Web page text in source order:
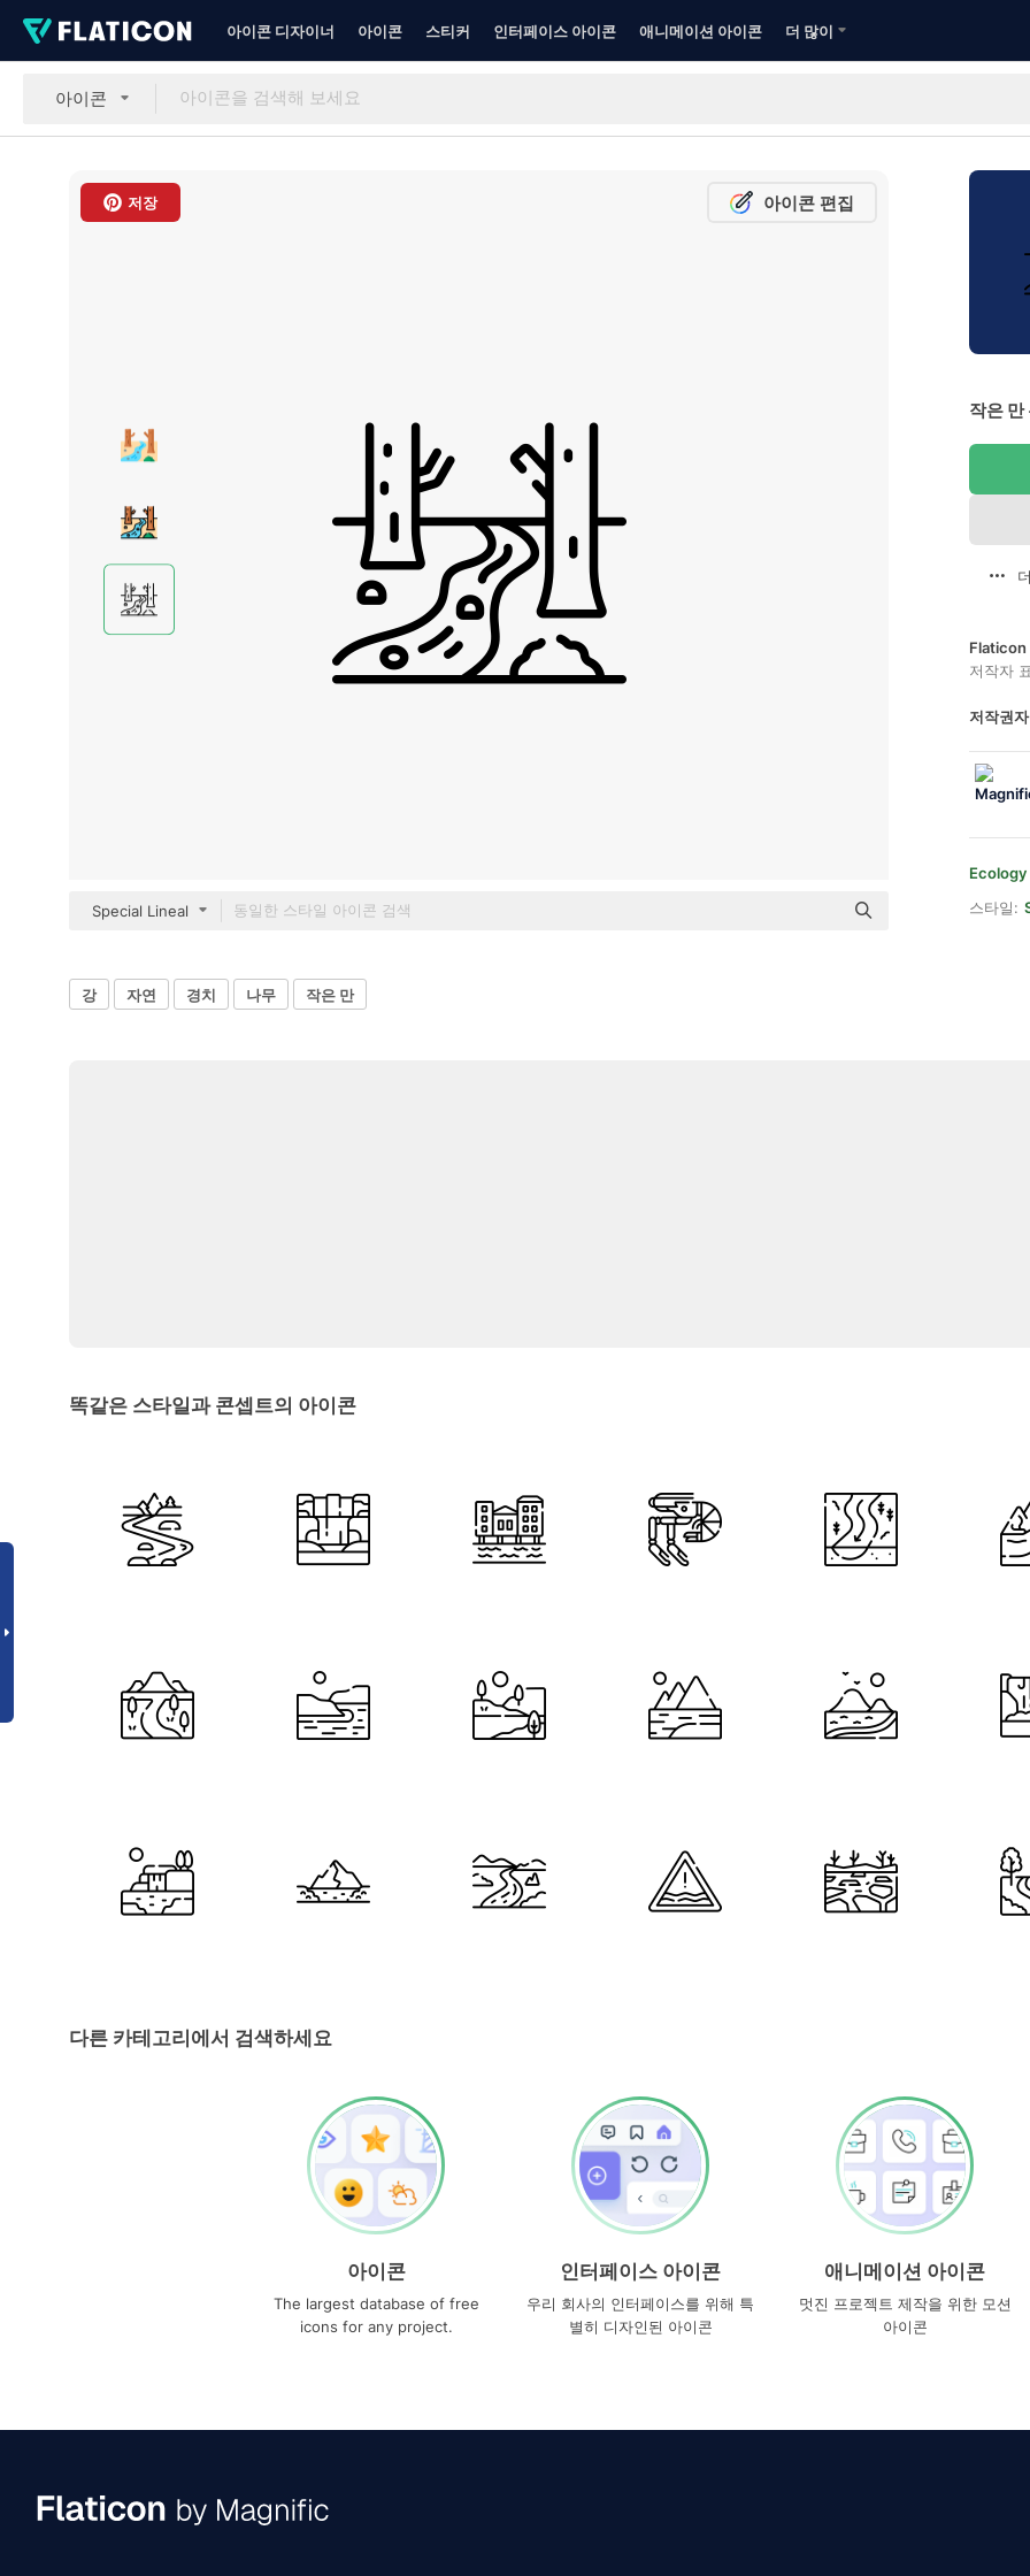
아이콘 디자이너 아이콘 스티커 인터페이스 아이콘 애니메이션 아이콘 더 많이
아이콘
저장 아이콘 편집
Special Lineal
작은 만
Flaticon
저작자
저작권
스타일:
강 자연 경치 나무 작은 만
똑같은 스타일과 콘셉트의 아이콘
다른 카테고리에서 검색하세요
아이콘
The largest database of free
icons for any project.
인터페이스 아이콘
우리 회사의 인터페이스를 위해 특
별히 디자인된 아이콘
애니메이션 아이콘
멋진 프로젝트 제작을 위한 모션
아이콘